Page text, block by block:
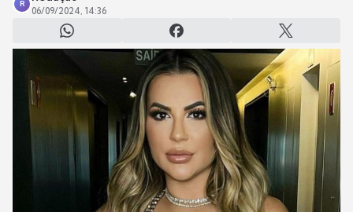
R
06/09/2024, 14:36